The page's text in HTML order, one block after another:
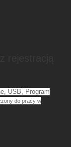
USB, Program
do pracy w